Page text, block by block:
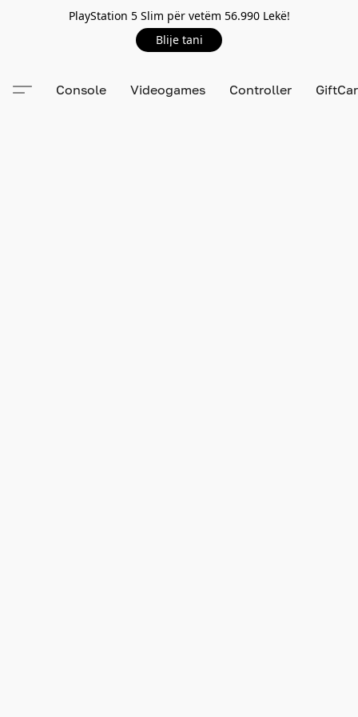
PlayStation 5 Slim për vetëm 56.990 Lekë!
Blije tani
Console Videogames Controller